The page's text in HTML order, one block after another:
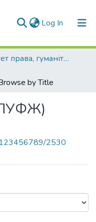
Log In (current)
Факультет права, гуманітарних і соціальних наук
by Title
123456789/2530